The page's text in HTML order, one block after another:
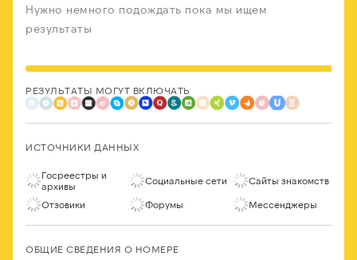
Нужно немного подождать пока мы ищем
результаты
РЕЗУЛЬТАТЫ МОГУТ ВКЛЮЧАТЬ
ИСТОЧНИКИ ДАННЫХ
Госреестры и
архивы
Социальные сети Сайты знакомств
Отзовики Форумы Мессенджеры
ОБЩИЕ СВЕДЕНИЯ О НОМЕРЕ